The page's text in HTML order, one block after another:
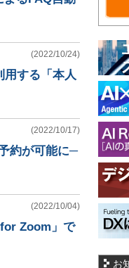
(2022/10/24)
用する「本人
(2022/10/17)
約が可能に─
(2022/10/04)
Zoom」で
お